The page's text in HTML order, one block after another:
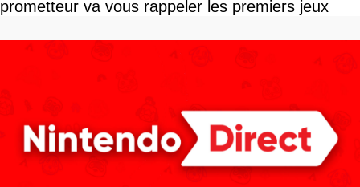
prometteur va vous rappeler les premiers jeux